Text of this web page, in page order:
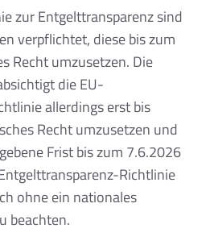
zur Entgelttransparenz sind
verpflichtet, diese bis zum
Recht umzusetzen. Die
die EU-
allerdings erst bis
Recht umzusetzen und
Frist bis zum 7.6.2026
Richtlinie
ohne ein nationales
beachten.